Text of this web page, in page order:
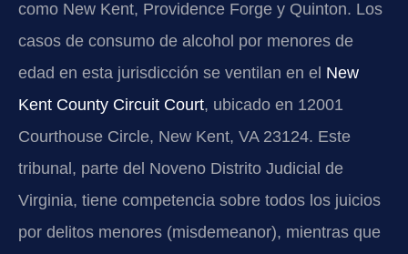
como New Kent, Providence Forge y Quinton. Los
casos de consumo de alcohol por menores de
edad en esta jurisdicción se ventilan en el New
Kent County Circuit Court, ubicado en 12001
Courthouse Circle, New Kent, VA 23124. Este
tribunal, parte del Noveno Distrito Judicial de
Virginia, tiene competencia sobre todos los juicios
por delitos menores (misdemeanor), mientras que